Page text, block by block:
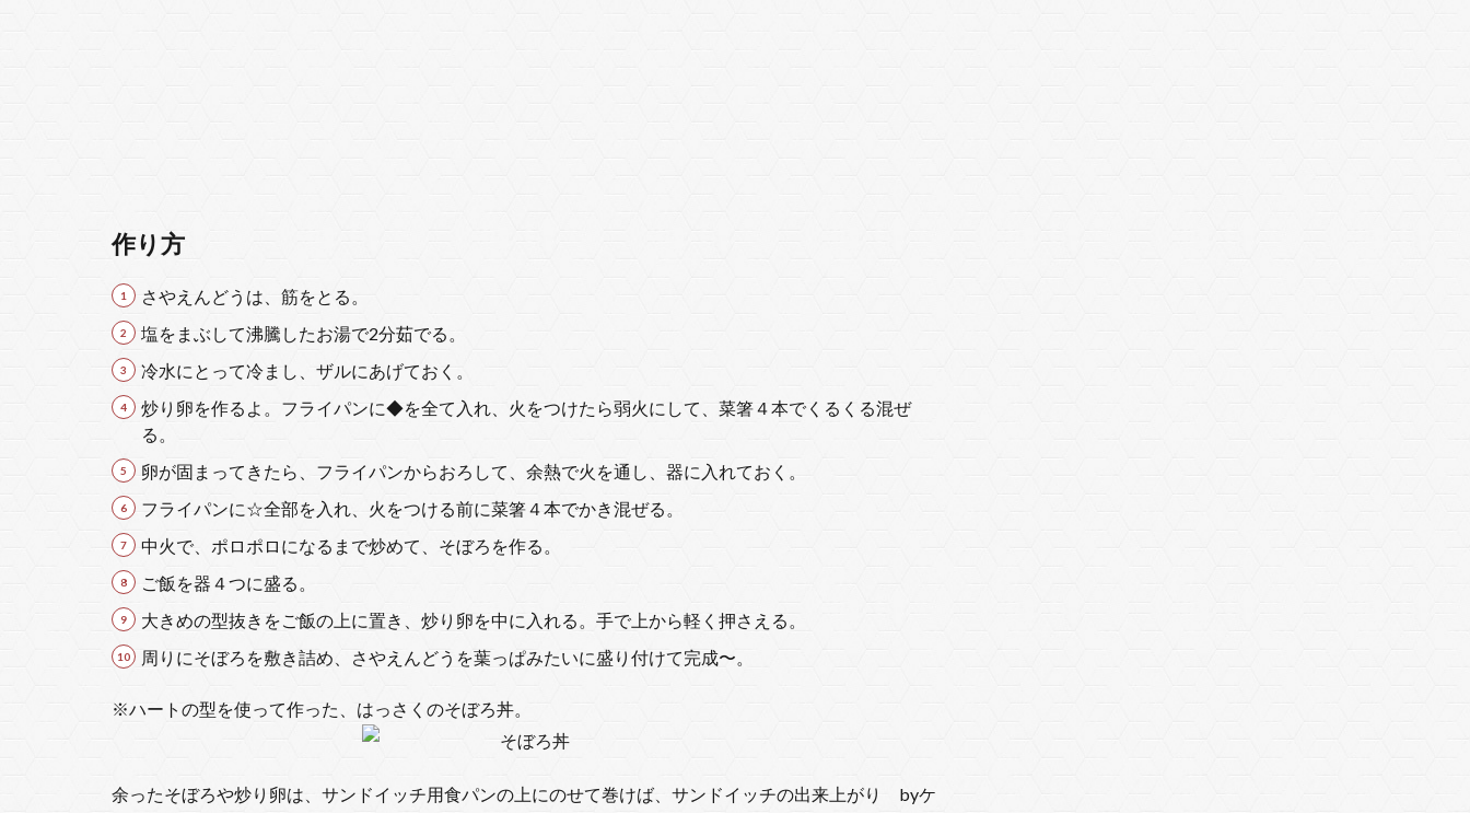
作り方
さやえんどうは、筋をとる。
塩をまぶして沸騰したお湯で2分茹でる。
冷水にとって冷まし、ザルにあげておく。
炒り卵を作るよ。フライパンに◆を全て入れ、火をつけたら弱火にして、菜箸４本でくるくる混ぜ
る。
卵が固まってきたら、フライパンからおろして、余熱で火を通し、器に入れておく。
フライパンに☆全部を入れ、火をつける前に菜箸４本でかき混ぜる。
中火で、ポロポロになるまで炒めて、そぼろを作る。
ご飯を器４つに盛る。
大きめの型抜きをご飯の上に置き、炒り卵を中に入れる。手で上から軽く押さえる。
周りにそぼろを敷き詰め、さやえんどうを葉っぱみたいに盛り付けて完成〜。
※ハートの型を使って作った、はっさくのそぼろ丼。
余ったそぼろや炒り卵は、サンドイッチ用食パンの上にのせて巻けば、サンドイッチの出来上がり byケ